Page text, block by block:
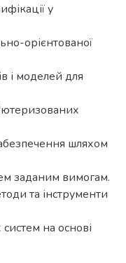
у
орієнтованої
і моделей для
шляхом
заданим вимогам.
та інструменти
на основі